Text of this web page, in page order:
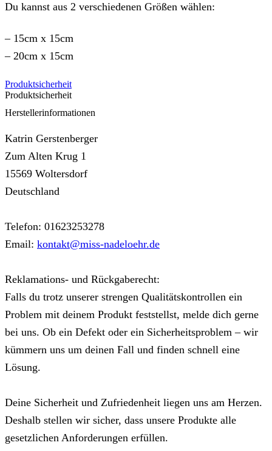
Du kannst aus 2 verschiedenen Größen wählen:
– 15cm x 15cm
– 20cm x 15cm
Produktsicherheit
Produktsicherheit
Herstellerinformationen
Katrin Gerstenberger
Zum Alten Krug 1
15569 Woltersdorf
Deutschland
Telefon: 01623253278
Email: kontakt@miss-nadeloehr.de
Reklamations- und Rückgaberecht:
Falls du trotz unserer strengen Qualitätskontrollen ein
Problem mit deinem Produkt feststellst, melde dich gerne
bei uns. Ob ein Defekt oder ein Sicherheitsproblem – wir
kümmern uns um deinen Fall und finden schnell eine
Lösung.
Deine Sicherheit und Zufriedenheit liegen uns am Herzen.
Deshalb stellen wir sicher, dass unsere Produkte alle
gesetzlichen Anforderungen erfüllen.